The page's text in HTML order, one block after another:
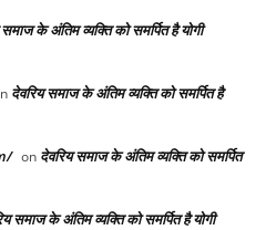
के अंतिम व्यक्ति को समर्पित है योगी
देवरिय समाज के अंतिम व्यक्ति को समर्पित है
on देवरिय समाज के अंतिम व्यक्ति को समर्पित
समाज के अंतिम व्यक्ति को समर्पित है योगी